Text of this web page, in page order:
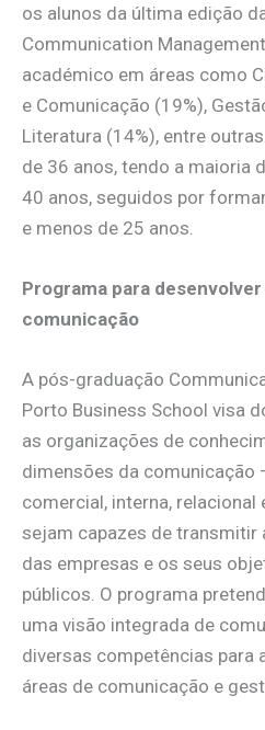
os alunos da última edição
Communication
académico em áreas como
e Comunicação (19%),
Literatura (14%), entre
de 36 anos, tendo a maioria
40 anos, seguidos por
e menos de 25 anos.
Programa para
comunicação
A pós-graduação
Porto Business School visa
as organizações de
dimensões da comunicação
comercial, interna, relacional
sejam capazes de transmitir
das empresas e os seus
públicos. O programa
uma visão integrada de
diversas competências para
áreas de comunicação e